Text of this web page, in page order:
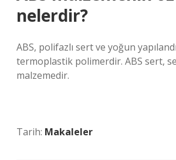
nelerdir?
ABS, polifazlı sert ve yoğun
termoplastik polimerdir. ABS sert,
malzemedir.
Tarih: Makaleler